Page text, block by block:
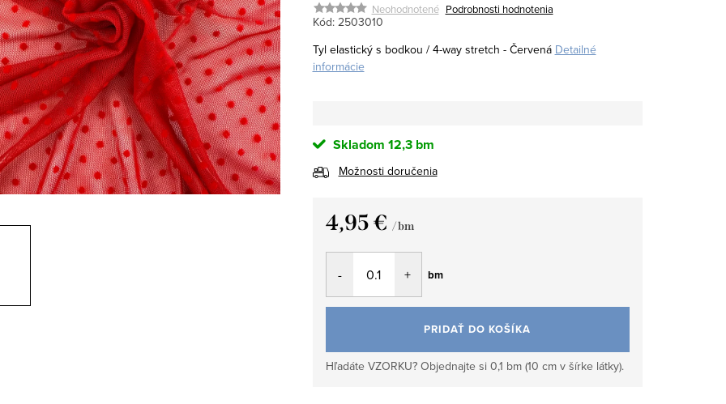
Neohodnotené Podrobnosti hodnotenia
Kód: 2503010
Tyl elastický s bodkou / 4-way stretch - Červená Detailné
informácie
Skladom 12,3 bm
Možnosti doručenia
4,95 € / bm
Jednotková
bm
PRIDAŤ DO KOŠÍKA
Hľadáte VZORKU? Objednajte si 0,1 bm (10 cm v šírke látky).